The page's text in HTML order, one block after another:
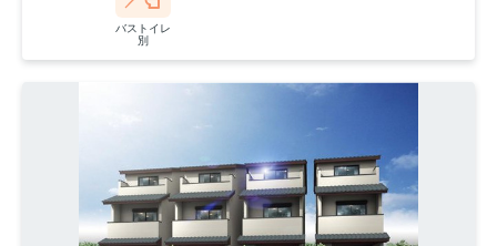
バストイレ
別